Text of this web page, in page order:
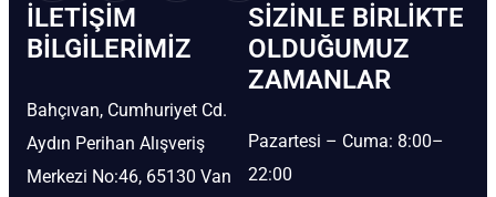
İLETIŞIM
BİLGILERIMIZ
Bahçıvan, Cumhuriyet Cd.
Aydın Perihan Alışveriş
Merkezi No:46, 65130 Van
SIZINLE BIRLIKTE
OLDUĞUMUZ
ZAMANLAR
Pazartesi – Cuma: 8:00–
22:00